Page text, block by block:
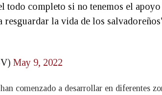
todo completo si no tenemos el
la vida de los
May 9, 2022
comenzado a desarrollar en diferentes